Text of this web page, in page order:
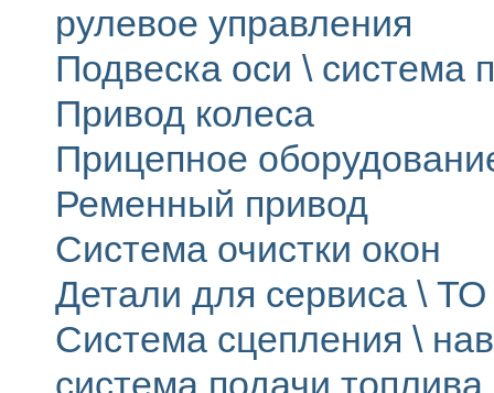
рулевое управления
Подвеска оси \ система
Привод колеса
Прицепное
Ременный привод
Система очистки окон
Детали для сервиса \ ТО
Система сцепления \
система подачи топлива